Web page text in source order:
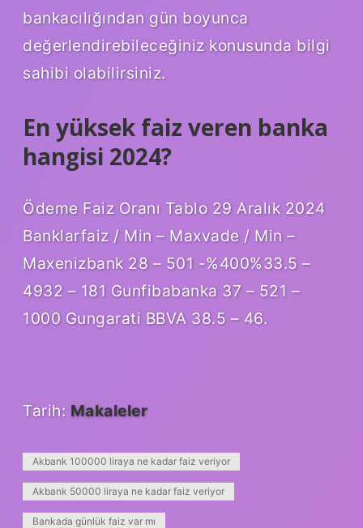
bankacılığından gün boyunca
değerlendirebileceğiniz konusunda bilgi
sahibi olabilirsiniz.
En yüksek faiz veren banka
hangisi 2024?
Ödeme Faiz Oranı Tablo 29 Aralık 2024
Banklarfaiz / Min – Maxvade / Min –
Maxenizbank 28 – 501 -%400%33.5 –
4932 – 181 Gunfibabanka 37 – 521 –
1000 Gungarati BBVA 38.5 – 46.
Tarih: Makaleler
Akbank 100000 liraya ne kadar faiz veriyor
Akbank 50000 liraya ne kadar faiz veriyor
Bankada günlük faiz var mı